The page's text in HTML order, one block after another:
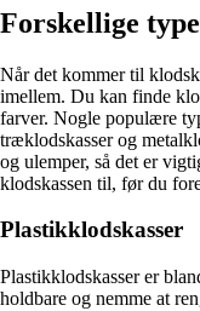
Forskellige
Når det kommer til
imellem. Du kan finde
farver. Nogle populære
træklodskasser og
og ulemper, så det er
klodskassen til, før du
Plastikklodskasser
Plastikklodskasser er
holdbare og nemme at